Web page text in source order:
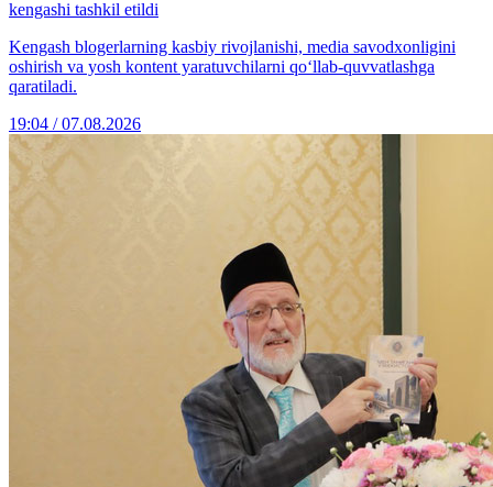
kengashi tashkil etildi
Kengash blogerlarning kasbiy rivojlanishi, media savodxonligini
oshirish va yosh kontent yaratuvchilarni qo‘llab-quvvatlashga
qaratiladi.
19:04 / 07.08.2026